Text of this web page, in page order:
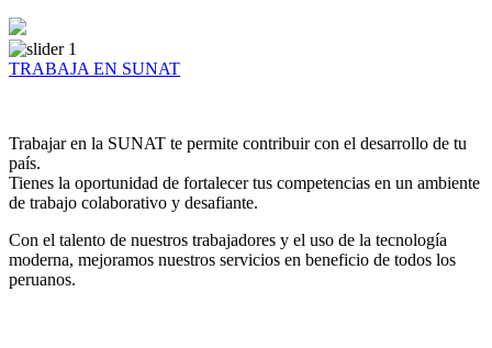
TRABAJA EN SUNAT
Trabajar en la SUNAT te permite contribuir con el desarrollo de tu
país.
Tienes la oportunidad de fortalecer tus competencias en un ambiente
de trabajo colaborativo y desafiante.
Con el talento de nuestros trabajadores y el uso de la tecnología
moderna, mejoramos nuestros servicios en beneficio de todos los
peruanos.